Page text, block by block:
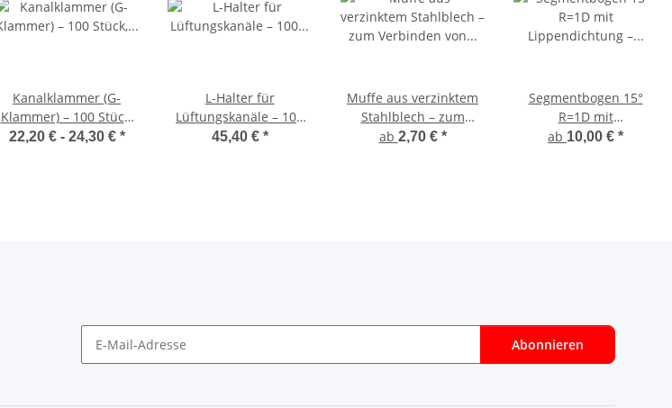
Kanalklammer (G-
Klammer) – 100 Stück,
Befestigung für
22,20 € - 24,30 € *
L-Halter für
Lüftungskanäle – 100
Stück, verzinkter
45,40 € *
Muffe aus verzinktem
Stahlblech – zum
Verbinden von
ab 2,70 € *
Segmentbogen 15°
R=1D mit
Lippendichtung –
ab 10,00 € *
Abonnieren